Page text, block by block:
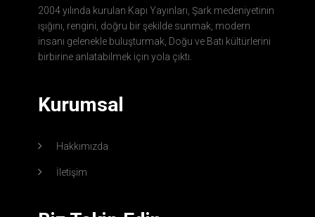
2004 yılında kurulan Kapı Yayınları, Şark medeniyetinin
ışığını, rengini, doğru bir şekilde sunmak, modern
insanı gelenekle buluşturmak, Doğu ve Batı kültürlerini
birbirine anlatabilmek için yola çıktı.
Kurumsal
Hakkımızda
İletişim